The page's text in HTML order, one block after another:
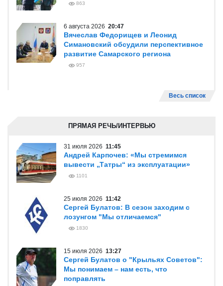
863
6 августа 2026 20:47
Вячеслав Федорищев и Леонид
Симановский обсудили перспективное
развитие Самарского региона
957
Весь список
ПРЯМАЯ РЕЧЬ/ИНТЕРВЬЮ
31 июля 2026 11:45
Андрей Карпочев: «Мы стремимся
вывести „Татры“ из эксплуатации»
1101
25 июля 2026 11:42
Сергей Булатов: В сезон заходим с
лозунгом "Мы отличаемся"
1830
15 июля 2026 13:27
Сергей Булатов о "Крыльях Советов":
Мы понимаем – нам есть, что
поправлять